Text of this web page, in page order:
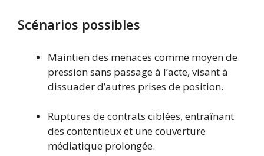
Scénarios possibles
Maintien des menaces comme moyen de
pression sans passage à l’acte, visant à
dissuader d’autres prises de position.
Ruptures de contrats ciblées, entraînant
des contentieux et une couverture
médiatique prolongée.